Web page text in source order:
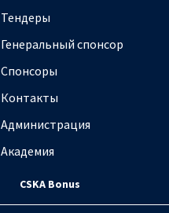
Тендеры
Генеральный спонсор
Спонсоры
Контакты
Администрация
Академия
CSKA Bonus